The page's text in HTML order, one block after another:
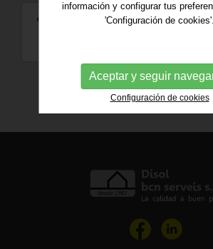
ENVIAR
información y configurar tus
'Configuración de cookies'.
Aceptar y seguir
Configuración de cookies